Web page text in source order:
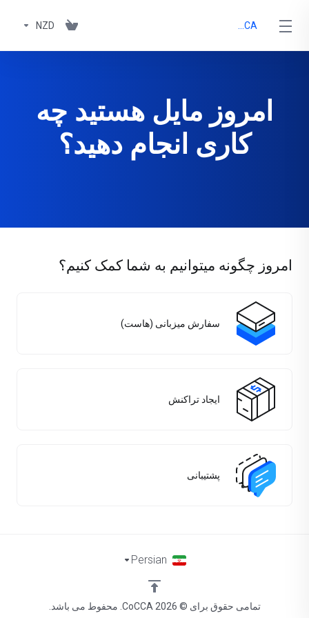
NZD
امروز مایل هستید چه
کاری انجام دهید؟
امروز چگونه میتوانیم به شما کمک کنیم؟
سفارش میزبانی (هاست)
ایجاد تراکنش
پشتیبانی
تمامی حقوق برای © 2026 CoCCA. محفوط می باشد.
Persian